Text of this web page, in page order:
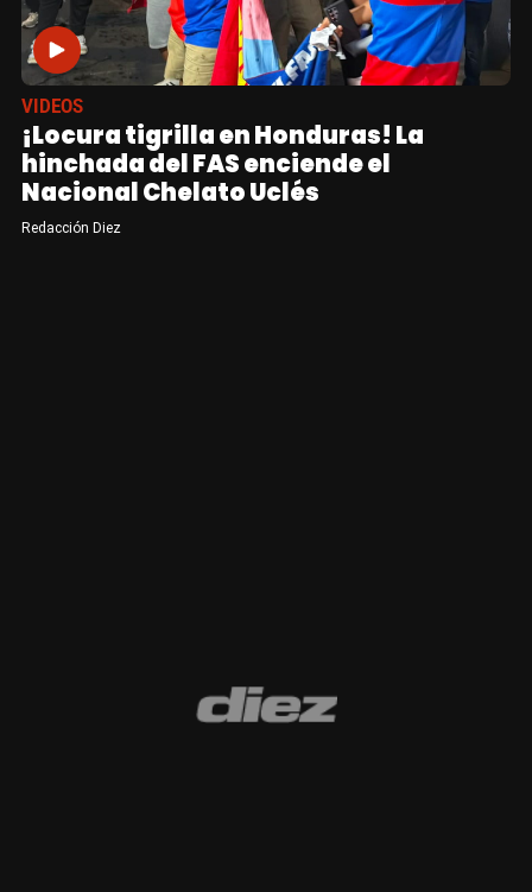
VIDEOS
¡Locura tigrilla en Honduras! La
hinchada del FAS enciende el
Nacional Chelato Uclés
Redacción Diez